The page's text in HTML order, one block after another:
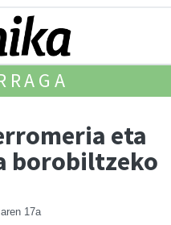
eta
borobiltzeko
17a